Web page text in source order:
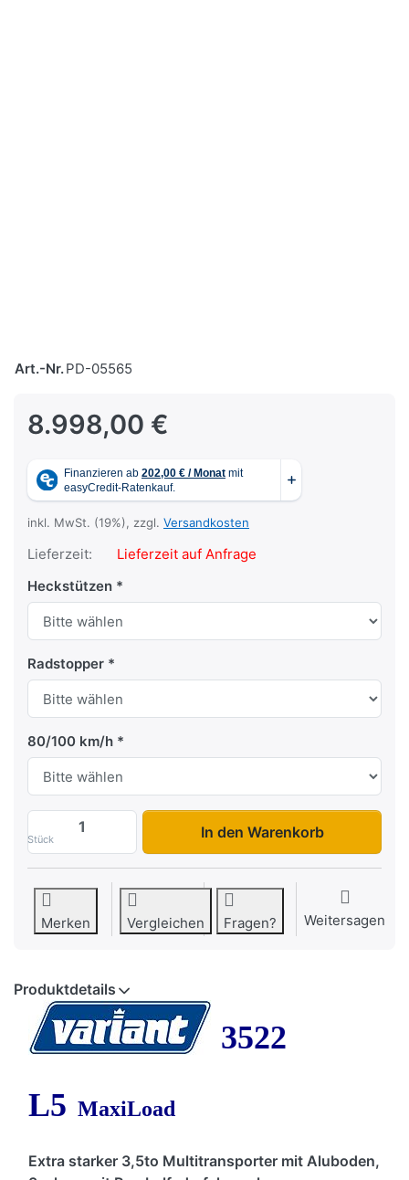
Art.-Nr.PD-05565
8.998,00 €
inkl. MwSt. (19%), zzgl. Versandkosten
Lieferzeit:
Lieferzeit auf Anfrage
Heckstützen
Radstopper
80/100 km/h
Stück
3522 L5 zu 8.998,00 €, Menge 1.
In den Warenkorb
Merken Vergleichen Fragen? Weitersagen
Produktdetails
3522
L5 MaxiLoad
Extra starker 3,5to Multitransporter mit Aluboden,